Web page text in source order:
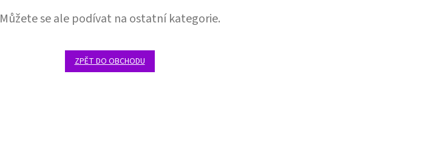
Můžete se ale podívat na ostatní kategorie.
ZPĚT DO OBCHODU